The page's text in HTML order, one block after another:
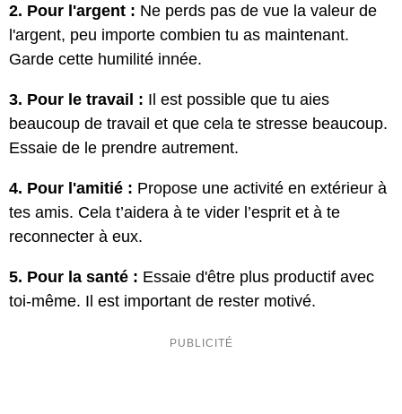
2. Pour l'argent : Ne perds pas de vue la valeur de
l'argent, peu importe combien tu as maintenant.
Garde cette humilité innée.
3. Pour le travail : Il est possible que tu aies
beaucoup de travail et que cela te stresse beaucoup.
Essaie de le prendre autrement.
4. Pour l'amitié : Propose une activité en extérieur à
tes amis. Cela t’aidera à te vider l’esprit et à te
reconnecter à eux.
5. Pour la santé : Essaie d'être plus productif avec
toi-même. Il est important de rester motivé.